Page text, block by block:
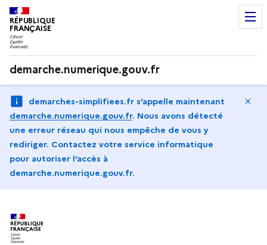
RÉPUBLIQUE
FRANÇAISE
demarche.numerique.gouv.fr
demarches-simplifiees.fr s’appelle maintenant
demarche.numerique.gouv.fr. Nous avons détecté
une erreur réseau qui nous empêche de vous y
rediriger. Contactez votre service informatique
pour autoriser l‘accès à
demarche.numerique.gouv.fr.